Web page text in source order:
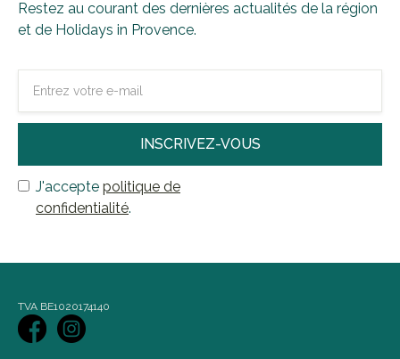
Restez au courant des dernières actualités de la région
et de Holidays in Provence.
J'accepte politique de
confidentialité.
TVA BE1020174140